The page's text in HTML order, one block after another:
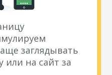
заглядывать
или на сайт за